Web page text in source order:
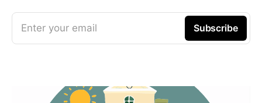
Enter your email Subscribe